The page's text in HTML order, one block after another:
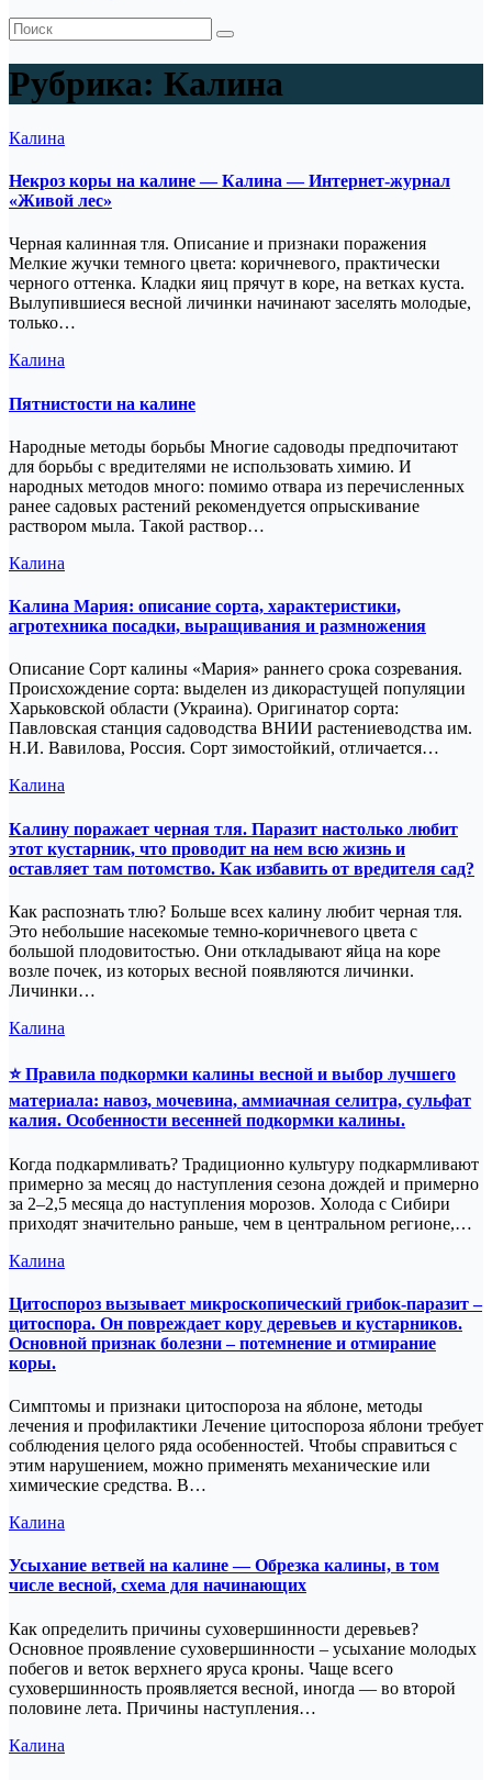
Рубрика: Калина
Калина
Некроз коры на калине — Калина — Интернет-журнал
«Живой лес»
Черная калинная тля. Описание и признаки поражения
Мелкие жучки темного цвета: коричневого, практически
черного оттенка. Кладки яиц прячут в коре, на ветках куста.
Вылупившиеся весной личинки начинают заселять молодые,
только…
Калина
Пятнистости на калине
Народные методы борьбы Многие садоводы предпочитают
для борьбы с вредителями не использовать химию. И
народных методов много: помимо отвара из перечисленных
ранее садовых растений рекомендуется опрыскивание
раствором мыла. Такой раствор…
Калина
Калина Мария: описание сорта, характеристики,
агротехника посадки, выращивания и размножения
Описание Сорт калины «Мария» раннего срока созревания.
Происхождение сорта: выделен из дикорастущей популяции
Харьковской области (Украина). Оригинатор сорта:
Павловская станция садоводства ВНИИ растениеводства им.
Н.И. Вавилова, Россия. Сорт зимостойкий, отличается…
Калина
Калину поражает черная тля. Паразит настолько любит
этот кустарник, что проводит на нем всю жизнь и
оставляет там потомство. Как избавить от вредителя сад?
Как распознать тлю? Больше всех калину любит черная тля.
Это небольшие насекомые темно-коричневого цвета с
большой плодовитостью. Они откладывают яйца на коре
возле почек, из которых весной появляются личинки.
Личинки…
Калина
⭐ Правила подкормки калины весной и выбор лучшего
материала: навоз, мочевина, аммиачная селитра, сульфат
калия. Особенности весенней подкормки калины.
Когда подкармливать? Традиционно культуру подкармливают
примерно за месяц до наступления сезона дождей и примерно
за 2–2,5 месяца до наступления морозов. Холода с Сибири
приходят значительно раньше, чем в центральном регионе,…
Калина
Цитоспороз вызывает микроскопический грибок-паразит –
цитоспора. Он повреждает кору деревьев и кустарников.
Основной признак болезни – потемнение и отмирание
коры.
Симптомы и признаки цитоспороза на яблоне, методы
лечения и профилактики Лечение цитоспороза яблони требует
соблюдения целого ряда особенностей. Чтобы справиться с
этим нарушением, можно применять механические или
химические средства. В…
Калина
Усыхание ветвей на калине — Обрезка калины, в том
числе весной, схема для начинающих
Как определить причины суховершинности деревьев?
Основное проявление суховершинности – усыхание молодых
побегов и веток верхнего яруса кроны. Чаще всего
суховершинность проявляется весной, иногда — во второй
половине лета. Причины наступления…
Калина